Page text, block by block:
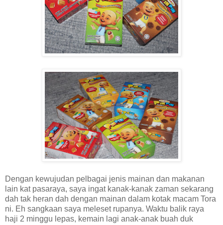
Dengan kewujudan pelbagai jenis mainan dan makanan
lain kat pasaraya, saya ingat kanak-kanak zaman sekarang
dah tak heran dah dengan mainan dalam kotak macam Tora
ni. Eh sangkaan saya meleset rupanya. Waktu balik raya
haji 2 minggu lepas, kemain lagi anak-anak buah duk